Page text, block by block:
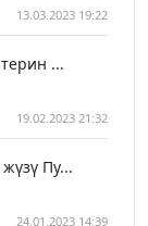
13.03.2023 19:22
...
19.02.2023 21:32
Пу...
24.01.2023 14:39